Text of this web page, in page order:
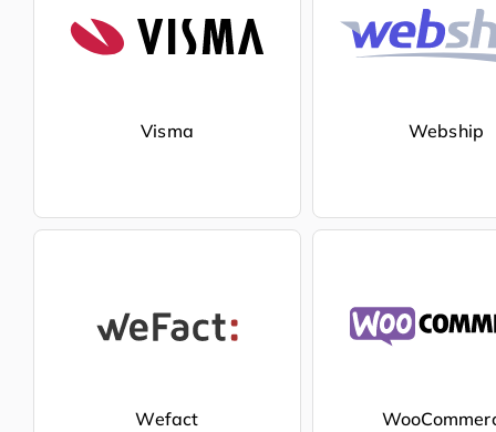
Visma Webship
Wefact